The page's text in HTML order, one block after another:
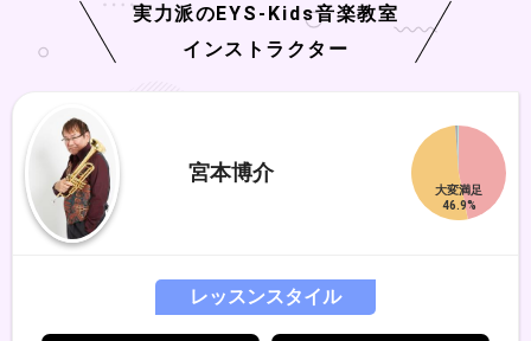
実力派のEYS-Kids音楽教室
インストラクター
宮本博介
レッスンスタイル